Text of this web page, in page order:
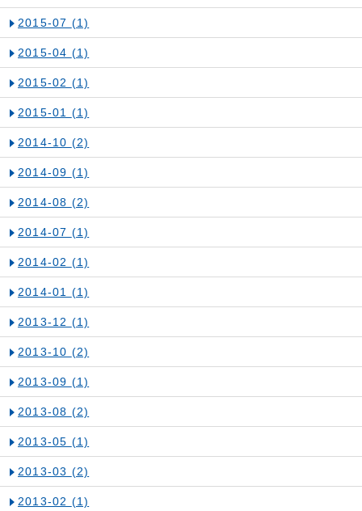
2015-07 (1)
2015-04 (1)
2015-02 (1)
2015-01 (1)
2014-10 (2)
2014-09 (1)
2014-08 (2)
2014-07 (1)
2014-02 (1)
2014-01 (1)
2013-12 (1)
2013-10 (2)
2013-09 (1)
2013-08 (2)
2013-05 (1)
2013-03 (2)
2013-02 (1)